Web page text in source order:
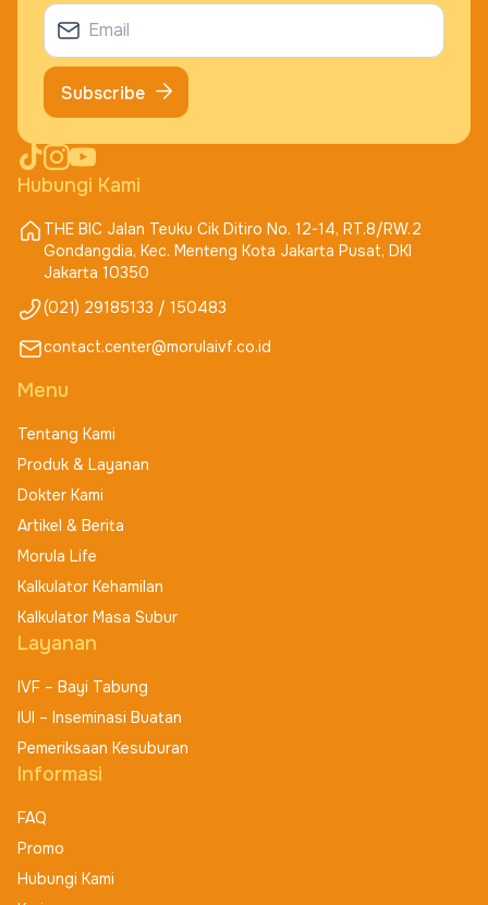
Hubungi Kami
THE BIC Jalan Teuku Cik Ditiro No. 12-14, RT.8/RW.2
Gondangdia, Kec. Menteng Kota Jakarta Pusat, DKI
Jakarta 10350
(021) 29185133 / 150483
contact.center@morulaivf.co.id
Menu
Tentang Kami
Produk & Layanan
Dokter Kami
Artikel & Berita
Morula Life
Kalkulator Kehamilan
Kalkulator Masa Subur
Layanan
IVF – Bayi Tabung
IUI – Inseminasi Buatan
Pemeriksaan Kesuburan
Informasi
FAQ
Promo
Hubungi Kami
Subscribe